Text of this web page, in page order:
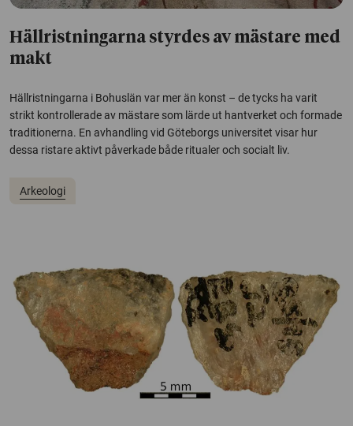
Hällristningarna styrdes av mästare med
makt
Hällristningarna i Bohuslän var mer än konst – de tycks ha varit
strikt kontrollerade av mästare som lärde ut hantverket och formade
traditionerna. En avhandling vid Göteborgs universitet visar hur
dessa ristare aktivt påverkade både ritualer och socialt liv.
Arkeologi